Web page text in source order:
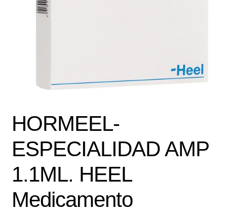
HORMEEL-
ESPECIALIDAD AMP
1.1ML. HEEL
Medicamento